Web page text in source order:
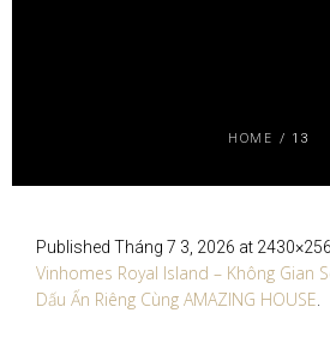
HOME / 13
Published Tháng 7 3, 2026 at
Vinhomes Royal Island – Không Gian
Dấu Ấn Riêng Cùng AMAZING HOUSE.